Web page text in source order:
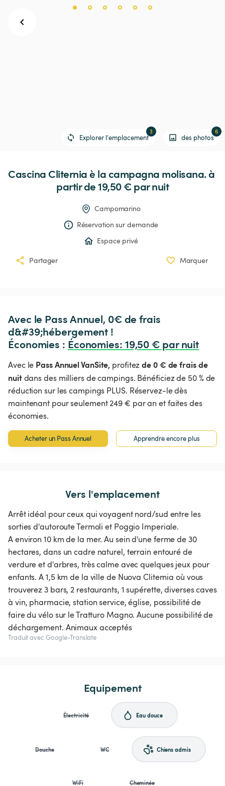
des photos
6
Explorer l'emplacement
3
Cascina Cliterniaè lacampagna molisana. à
partir de 19,50 € par nuit
Campomarino
Réservation sur demande
Espace privé
Partager Marquer
Avec le Pass Annuel, 0€ de frais
d&#39;hébergement !
Économies : Économies: 19,50 € par nuit
Avec le Pass Annuel VanSite, profitezde 0 € de frais de
nuitdans des milliers de campings. Bénéficiez de 50 % de
réduction sur les campings PLUS. Réservez-le dès
maintenant pour seulement 249 € par an et faites des
économies.
Acheter un Pass Annuel Apprendre encore plus
Vers l'emplacement
Arrêt idéal pour ceux qui voyagent nord/sud entre les
sorties d'autoroute Termoli et Poggio Imperiale.
A environ 10 km de la mer. Au sein d'une ferme de 30
hectares, dans un cadre naturel, terrain entouré de
verdure et d'arbres, très calme avec quelques jeux pour
enfants. A 1,5 km de la ville de Nuova Cliternia où vous
trouverez 3 bars, 2 restaurants, 1 supérette, diverses caves
à vin, pharmacie, station service, église, possibilité de
faire du vélo sur le Tratturo Magno. Aucune possibilité de
déchargement. Animaux acceptés
Traduit avec Google-Translate
Equipement
Électricité Eau douce
Douche WC Chiens admis
WiFi Cheminée